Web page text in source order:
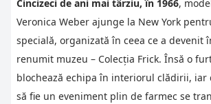
Cincizeci de ani mai târziu, în 1966,
Veronica Weber ajunge la New York
specială, organizată în ceea ce a devenit
renumit muzeu – Colecția Frick. Însă o
blochează echipa în interiorul clădirii, iar
să fie un eveniment plin de farmec se